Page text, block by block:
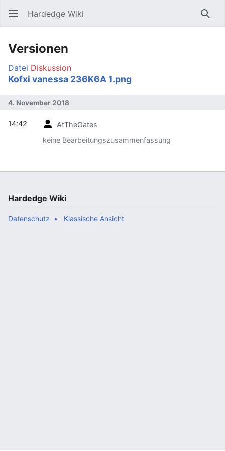
Hauptmenü öffnen Hardedge Wiki
Versionen
Datei Diskussion
Kofxi vanessa 236K6A 1.png
4. November 2018
AtTheGates
keine Bearbeitungszusammenfassung
14:42
Hardedge Wiki
Datenschutz Klassische Ansicht